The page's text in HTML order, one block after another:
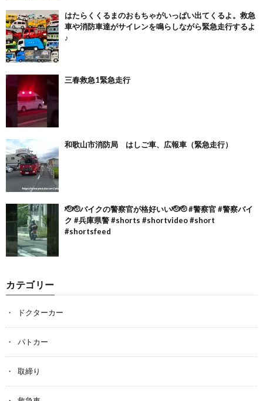
はたらくくるまのおもちゃがいっぱい出てくるよ。救急
車や消防車達がサイレンを鳴らしながら緊急走行するよ
♪
三春救急1緊急走行
和歌山市消防局 はしご車、広報車（緊急走行）
🫡🫡バイクの警察官が格好いい🫡🫡 #警察官 #警察バイ
ク #兵庫県警 #shorts #shortvideo #short
#shortsfeed
カテゴリー
ドクターカー
パトカー
取締り